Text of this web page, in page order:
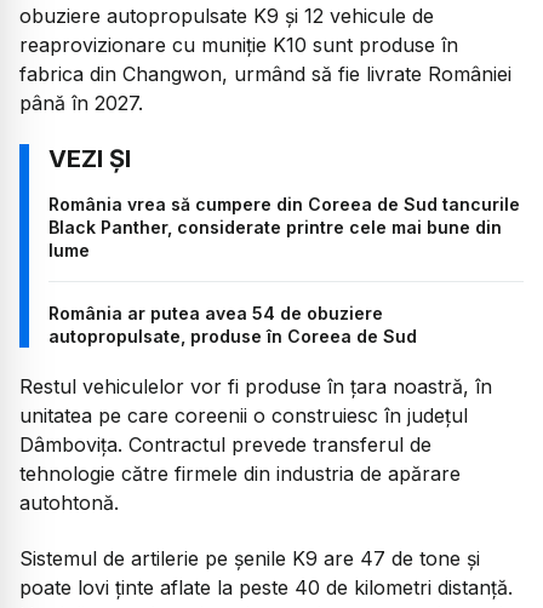
obuziere autopropulsate K9 și 12 vehicule de
reaprovizionare cu muniție K10 sunt produse în
fabrica din Changwon, urmând să fie livrate României
până în 2027.
România vrea să cumpere din Coreea de Sud tancurile
Black Panther, considerate printre cele mai bune din
lume
România ar putea avea 54 de obuziere
autopropulsate, produse în Coreea de Sud
Restul vehiculelor vor fi produse în țara noastră, în
unitatea pe care coreenii o construiesc în județul
Dâmbovița. Contractul prevede transferul de
tehnologie către firmele din industria de apărare
autohtonă.
Sistemul de artilerie pe șenile K9 are 47 de tone și
poate lovi ținte aflate la peste 40 de kilometri distanță.